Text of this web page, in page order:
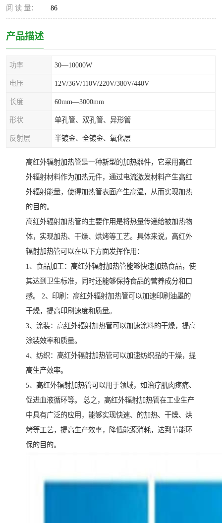
阅 读 量： 86
产品描述
功率 30—10000W
电压 12V/36V/110V/220V/380V/440V
长度 60mm—3000mm
形状 单孔管、双孔管、异形管
反射层 半镀金、全镀金、氧化层
高红外辐射加热管是一种新型的加热器件，它采用高红
外辐射材料作为加热元件，通过电流激发材料产生高红
外辐射能量，使得加热管表面产生高温，从而实现加热
的目的。
高红外辐射加热管的主要作用是将热量传递给被加热物
体，实现加热、干燥、烘烤等工艺。具体来说，高红外
辐射加热管可以在以下方面发挥作用：
1、食品加工：高红外辐射加热管能够快速加热食品，使
其达到卫生标准，同时还能够保持食品的营养成分和口
感。 2、印刷：高红外辐射加热管可以加速印刷油墨的
干燥，提高印刷速度和质量。
3、涂装：高红外辐射加热管可以加速涂料的干燥，提高
涂装效率和质量。
4、纺织：高红外辐射加热管可以加速纺织品的干燥，提
高生产效率。
5、高红外辐射加热管可以用于领域，如治疗肌肉疼痛、
促进血液循环等。 总之，高红外辐射加热管在工业生产
中具有广泛的应用，能够实现快速、的加热、干燥、烘
烤等工艺，提高生产效率，降低能源消耗，达到节能环
保的目的。